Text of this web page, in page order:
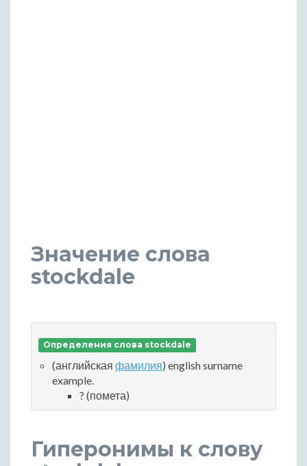
Значение слова
stockdale
Определения слова stockdale
(английская фамилия) english surname
example.
? (помета)
Гиперонимы к слову